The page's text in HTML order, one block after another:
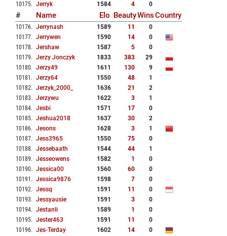
10175. Jerryk 1584 4 0
# Name Elo BeautyWinsCountry
10176. Jerrynash 1589 11
0
10177. Jerrywen 1590 14
0
10178. Jershaw 1587 5
0
10179. Jerzy Jonczyk 1833 383
29
10180. Jerzy49 1611 130
9
10181 . Jerzy64 1550 48
1
10182. Jerzyk_2000_ 1636 21
2
10183. Jerzywu 1622 3
1
10184. Jesbi 1571 17
0
10185. Jeshua2018 1637 30
2
10186. Jesons 1628 3
1
10187. Jess3965 1550 75
0
10188. Jessebaath 1544 44
1
10189. Jesseowens 1582 1
0
10190. Jessica00 1560 60
0
10191 . Jessica9876 1598 7
0
10192. Jessq 1591 11
0
10193. Jessyausie 1591 3
0
10194. Jestanli 1589 1
0
10195. Jester463 1591 11
0
10196. Jes-Terday 1602 14
0